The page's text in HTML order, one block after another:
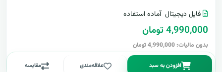
فایل دیجیتال آماده استفاده
4,990,000 تومان
بدون مالیات: 4,990,000 تومان
افزودن به سبد علاقه‌مندی مقایسه